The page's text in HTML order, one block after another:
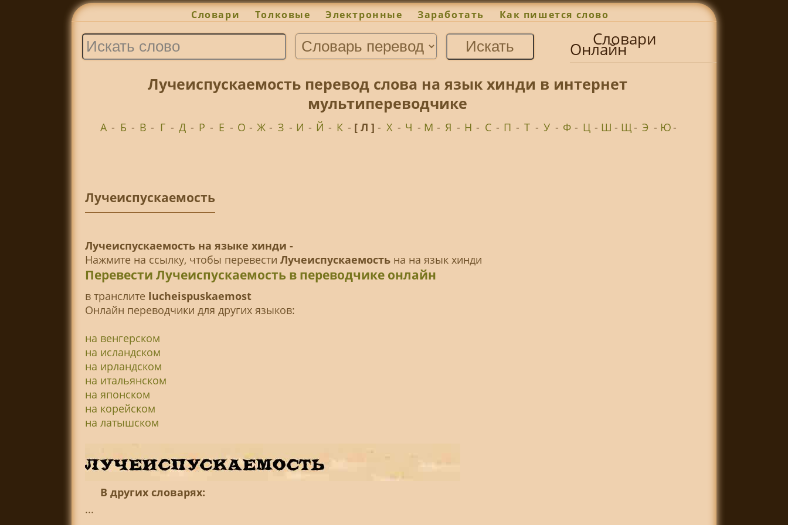
Словари Толковые Электронные Заработать Как пишется слово
Словари
Онлайн
Лучеиспускаемость перевод слова на язык хинди в интернет
мультипереводчике
А - Б - В - Г - Д - Р - Е - О - Ж - З - И - Й - К - [ Л ]- Х - Ч - М - Я - Н - С - П - Т - У - Ф - Ц - Ш - Щ- Э - Ю-
Лучеиспускаемость
Лучеиспускаемость на языке хинди -
Нажмите на ссылку, чтобы перевести Лучеиспускаемостьна на язык хинди
Перевести Лучеиспускаемость в переводчике онлайн
в транслитe lucheispuskaemost
Онлайн переводчики для других языков:
на венгерском
на исландском
на ирландском
на итальянском
на японском
на корейском
на латышском
В других словарях:
...